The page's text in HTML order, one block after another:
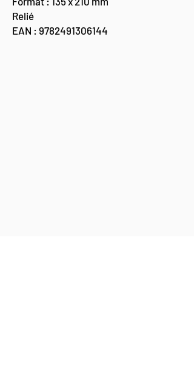
Relié
EAN : 9782491306144